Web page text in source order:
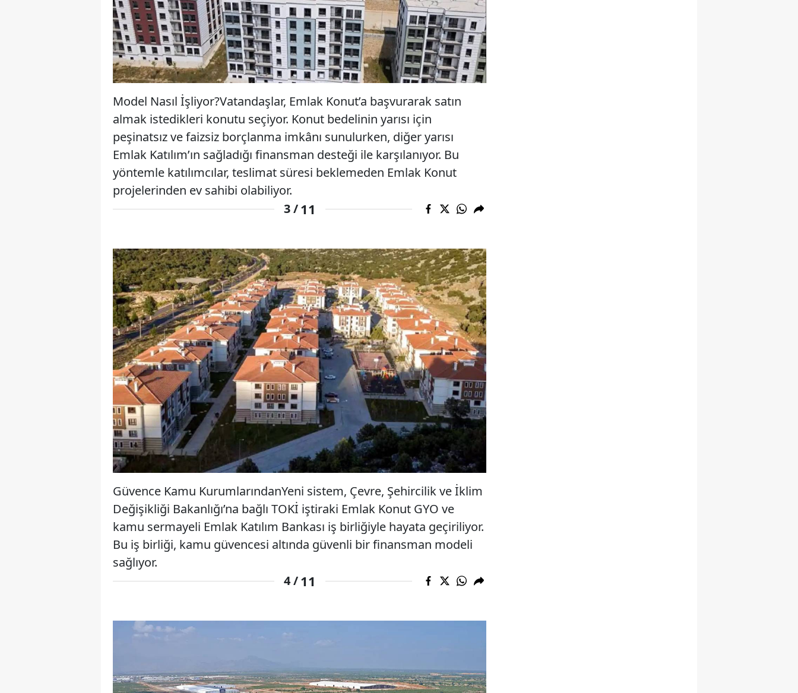
Model Nasıl İşliyor?Vatandaşlar, Emlak Konut’a başvurarak satın
almak istedikleri konutu seçiyor. Konut bedelinin yarısı için
peşinatsız ve faizsiz borçlanma imkânı sunulurken, diğer yarısı
Emlak Katılım’ın sağladığı finansman desteği ile karşılanıyor. Bu
yöntemle katılımcılar, teslimat süresi beklemeden Emlak Konut
projelerinden ev sahibi olabiliyor.
3 /11
Güvence Kamu KurumlarındanYeni sistem, Çevre, Şehircilik ve İklim
Değişikliği Bakanlığı’na bağlı TOKİ iştiraki Emlak Konut GYO ve
kamu sermayeli Emlak Katılım Bankası iş birliğiyle hayata geçiriliyor.
Bu iş birliği, kamu güvencesi altında güvenli bir finansman modeli
sağlıyor.
4 /11